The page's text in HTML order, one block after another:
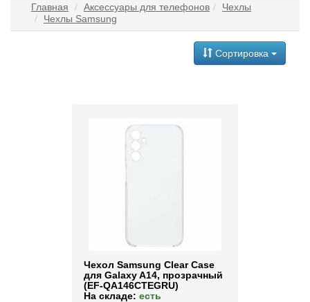
Главная Аксессуары для телефонов
Чехлы
Чехлы Samsung
Сортировка
Чехол Samsung Clear Case
для Galaxy A14, прозрачный
(EF-QA146CTEGRU)
На складе: есть